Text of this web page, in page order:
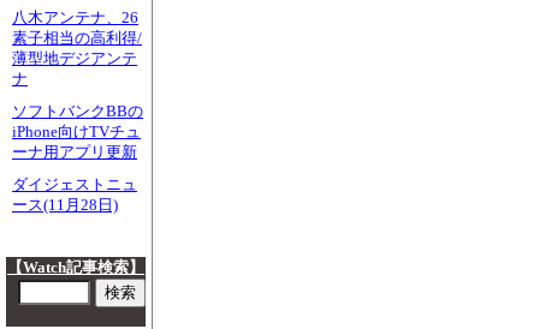
八木アンテナ、26
素子相当の高利得/
薄型地デジアンテ
ナ
ソフトバンクBBの
iPhone向けTVチュ
ーナ用アプリ更新
ダイジェストニュ
ース(11月28日)
【Watch記事検索】